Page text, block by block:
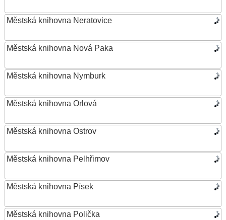
Městská knihovna Neratovice
Městská knihovna Nová Paka
Městská knihovna Nymburk
Městská knihovna Orlová
Městská knihovna Ostrov
Městská knihovna Pelhřimov
Městská knihovna Písek
Městská knihovna Polička